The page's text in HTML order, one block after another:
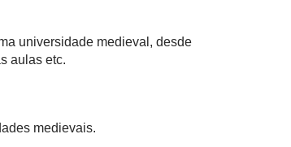
universidade medieval, desde
aulas etc.
medievais.